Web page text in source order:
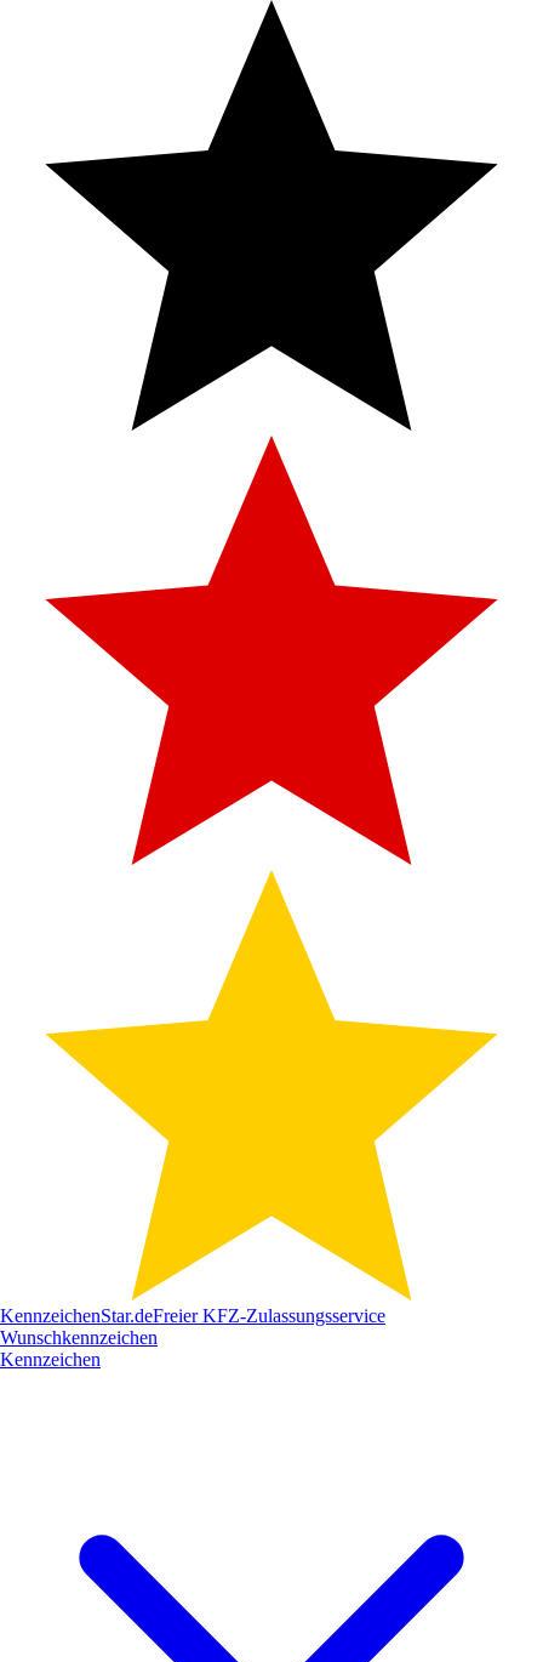
KennzeichenStar.deFreier KFZ-Zulassungsservice
Wunschkennzeichen
Kennzeichen